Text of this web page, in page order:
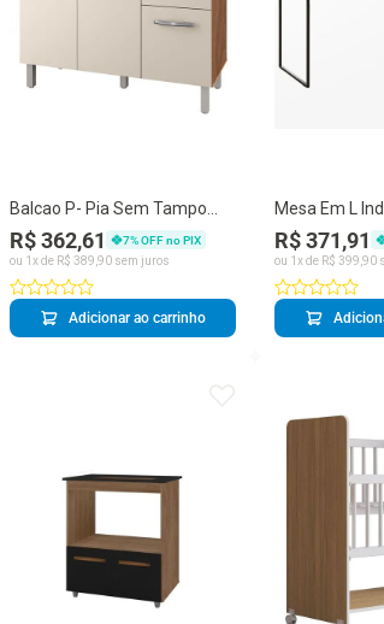
Balcao P- Pia Sem Tampo
Anita 120 Cm Mobbs Savana
Off White
R$ 362,61 7% OFF no PIX
ou 1 x de R$ 389 90sem juros
Adicionar ao carrinho
Mesa Em L
Escritório E
Xingu
R$ 371,91
ou 1 x de R$ 399 90